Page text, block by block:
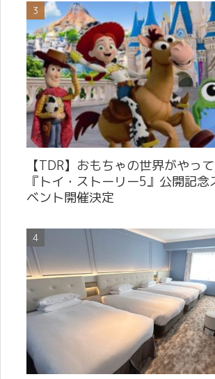
【TDR】おもちゃの世界がやっ
『トイ・ストーリー5』公開記
ベント開催決定